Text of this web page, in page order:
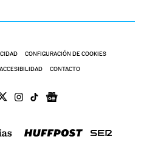
CONFIGURACIÓN DE COOKIES
ACCESIBILIDAD CONTACTO